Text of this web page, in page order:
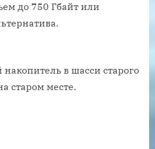
до 750 Гбайт или
в шасси старого
старом месте.